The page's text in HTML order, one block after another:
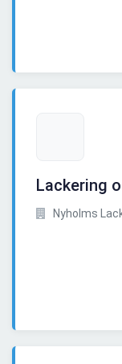
Lackering
Nyholms